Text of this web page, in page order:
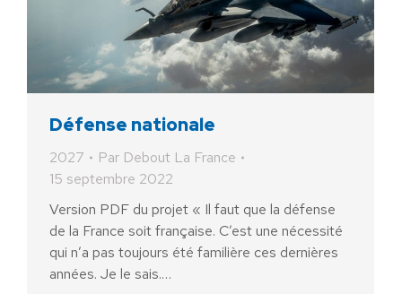
Défense nationale
2027 Par Debout La France
15 septembre 2022
Version PDF du projet « Il faut que la défense
de la France soit française. C’est une nécessité
qui n’a pas toujours été familière ces dernières
années. Je le sais.…